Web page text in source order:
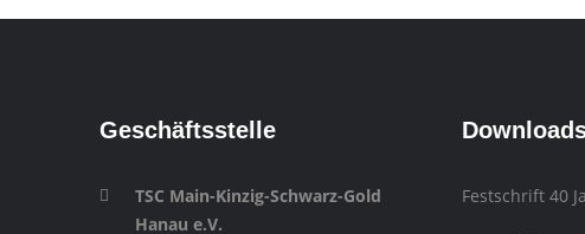
Geschäftsstelle
TSC Main-Kinzig-Schwarz-Gold
Hanau e.V.
Festschrift 40